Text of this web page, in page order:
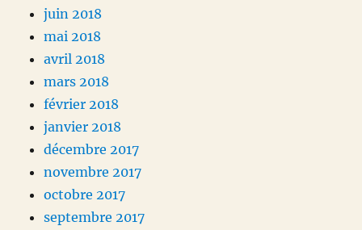
juin 2018
mai 2018
avril 2018
mars 2018
février 2018
janvier 2018
décembre 2017
novembre 2017
octobre 2017
septembre 2017